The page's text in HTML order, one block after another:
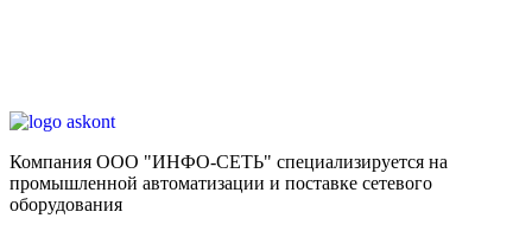
Компания ООО "ИНФО-СЕТЬ" специализируется на
промышленной автоматизации и поставке сетевого
оборудования